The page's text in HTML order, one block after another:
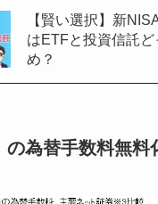
【賢い選択】新
はETFと投資信託
め？
の為替手数料無料